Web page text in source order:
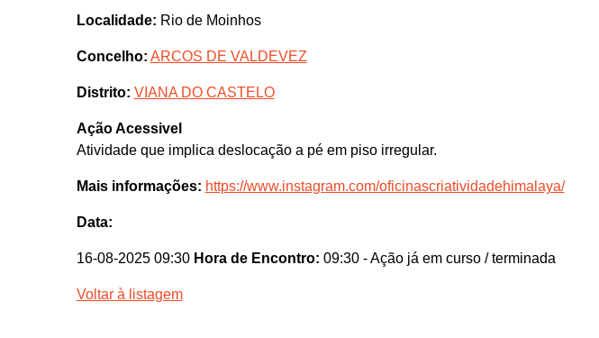
Localidade: Rio de Moinhos
Concelho: ARCOS DE VALDEVEZ
Distrito: VIANA DO CASTELO
Ação Acessivel
Atividade que implica deslocação a pé em piso irregular.
Mais informações: https://www.instagram.com/oficinascriatividadehimalaya/
Data:
16-08-2025 09:30 Hora de Encontro: 09:30 - Ação já em curso / terminada
Voltar à listagem